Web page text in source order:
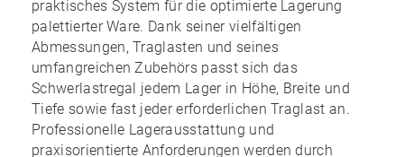
praktisches System für die optimierte Lagerung
palettierter Ware. Dank seiner vielfältigen
Abmessungen, Traglasten und seines
umfangreichen Zubehörs passt sich das
Schwerlastregal jedem Lager in Höhe, Breite und
Tiefe sowie fast jeder erforderlichen Traglast an.
Professionelle Lagerausstattung und
praxisorientierte Anforderungen werden durch